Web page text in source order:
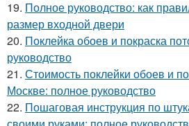
19. Полное руководство: как
размер входной двери
20. Поклейка обоев и покраска
руководство
21. Стоимость поклейки обоев и
Москве: полное руководство
22. Пошаговая инструкция по